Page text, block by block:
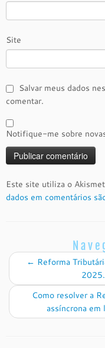
Site
Salvar meus dados
comentar.
Notifique-me sobre
Este site utiliza o
dados em comentários
← Reforma
Como resolver a
assíncrona